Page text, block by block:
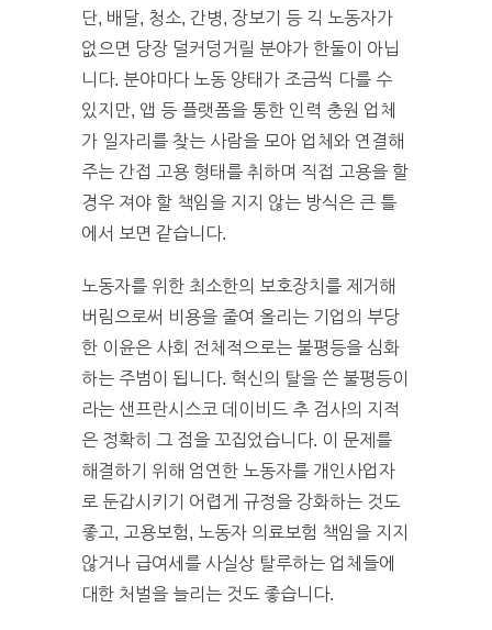
단, 배달, 청소, 간병, 장보기 등 긱 노동자가
없으면 당장 덜커덩거릴 분야가 한둘이 아닙
니다. 분야마다 노동 양태가 조금씩 다를 수
있지만, 앱 등 플랫폼을 통한 인력 충원 업체
가 일자리를 찾는 사람을 모아 업체와 연결해
주는 간접 고용 형태를 취하며 직접 고용을 할
경우 져야 할 책임을 지지 않는 방식은 큰 틀
에서 보면 같습니다.
노동자를 위한 최소한의 보호장치를 제거해
버림으로써 비용을 줄여 올리는 기업의 부당
한 이윤은 사회 전체적으로는 불평등을 심화
하는 주범이 됩니다. 혁신의 탈을 쓴 불평등이
라는 샌프란시스코 데이비드 추 검사의 지적
은 정확히 그 점을 꼬집었습니다. 이 문제를
해결하기 위해 엄연한 노동자를 개인사업자
로 둔갑시키기 어렵게 규정을 강화하는 것도
좋고, 고용보험, 노동자 의료보험 책임을 지지
않거나 급여세를 사실상 탈루하는 업체들에
대한 처벌을 늘리는 것도 좋습니다.